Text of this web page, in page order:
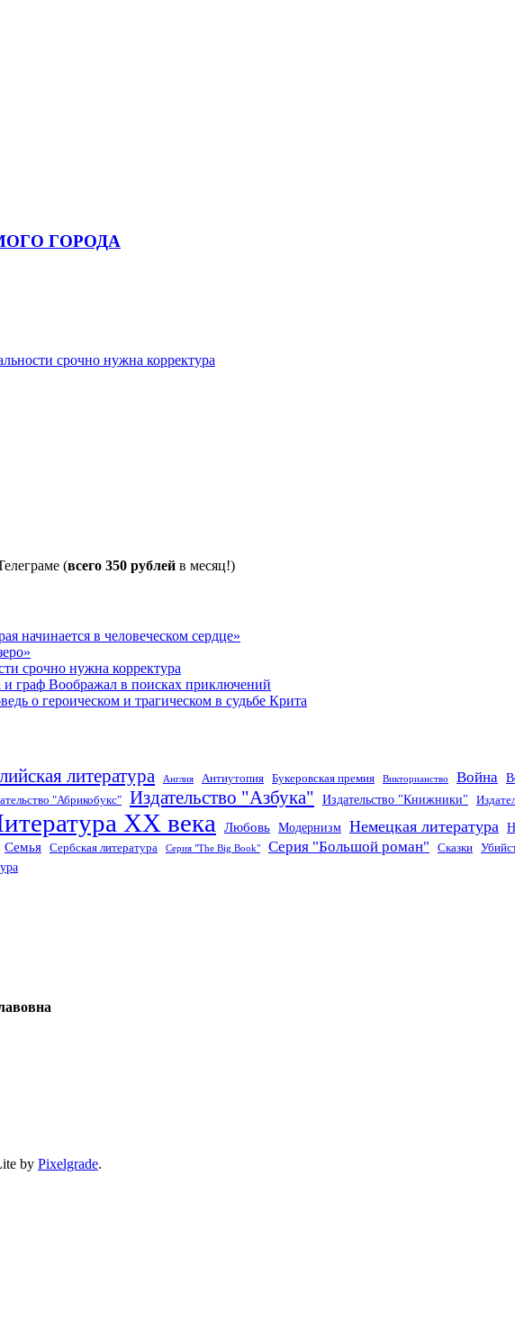
ГОРОДА
срочно нужна корректура
(всего 350 рублей в месяц!)
в человеческом сердце»
срочно нужна корректура
граф Воображал в поисках приключений
о героическом и трагическом в судьбе Крита
литература Англия Антиутопия Букеровская премия Викторианство Война
"Абрикобукс" Издательство "Азбука" Издательство "Книжники"
XX века Любовь Модернизм Немецкая литература
Семья Сербская литература Серия "The Big Book" Серия "Большой роман" Сказки
by Pixelgrade.